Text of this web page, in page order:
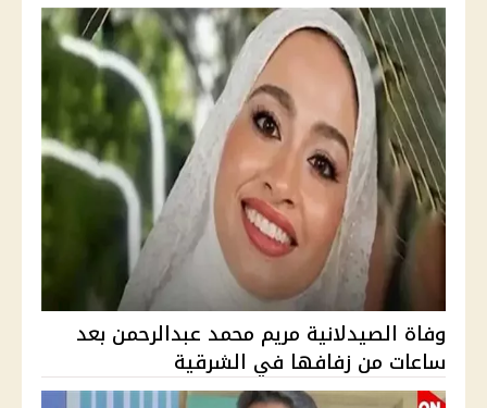
وفاة الصيدلانية مريم محمد عبدالرحمن بعد
ساعات من زفافها في الشرقية